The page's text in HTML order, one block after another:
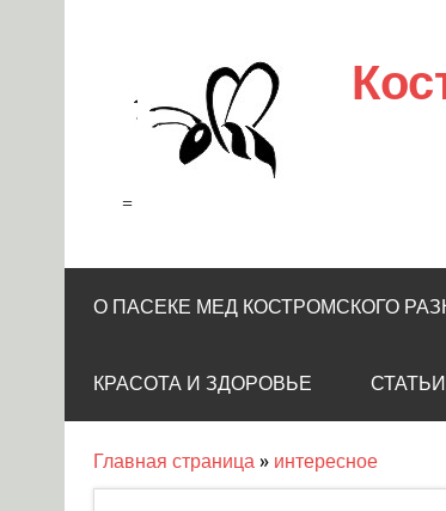
=
О ПАСЕКЕ МЕД КОСТРОМСКОГО
КРАСОТА И ЗДОРОВЬЕ СТАТЬИ
Главная страница » интересное